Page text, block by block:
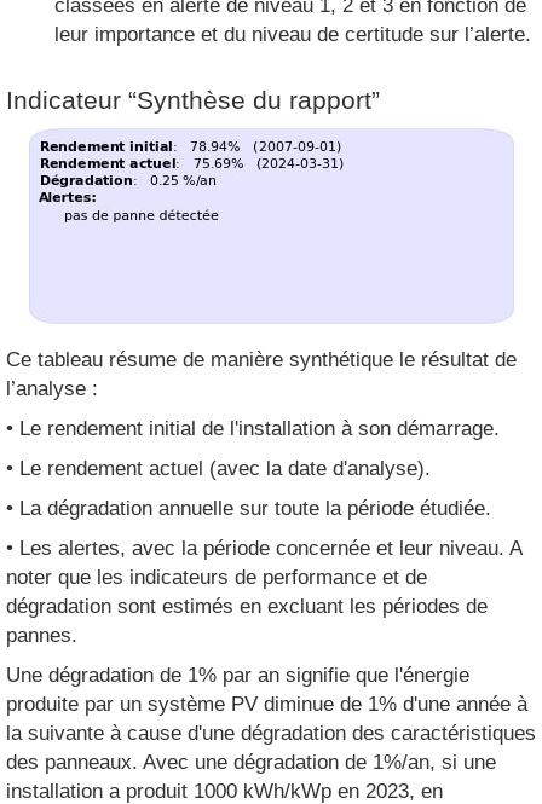
classées en alerte de niveau 1, 2 et 3 en fonction de
leur importance et du niveau de certitude sur l’alerte.
Indicateur “Synthèse du rapport”
Ce tableau résume de manière synthétique le résultat de
l’analyse :
• Le rendement initial de l'installation à son démarrage.
• Le rendement actuel (avec la date d'analyse).
• La dégradation annuelle sur toute la période étudiée.
• Les alertes, avec la période concernée et leur niveau. A
noter que les indicateurs de performance et de
dégradation sont estimés en excluant les périodes de
pannes.
Une dégradation de 1% par an signifie que l'énergie
produite par un système PV diminue de 1% d'une année à
la suivante à cause d'une dégradation des caractéristiques
des panneaux. Avec une dégradation de 1%/an, si une
installation a produit 1000 kWh/kWp en 2023, en